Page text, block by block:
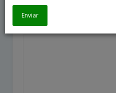
Enviar